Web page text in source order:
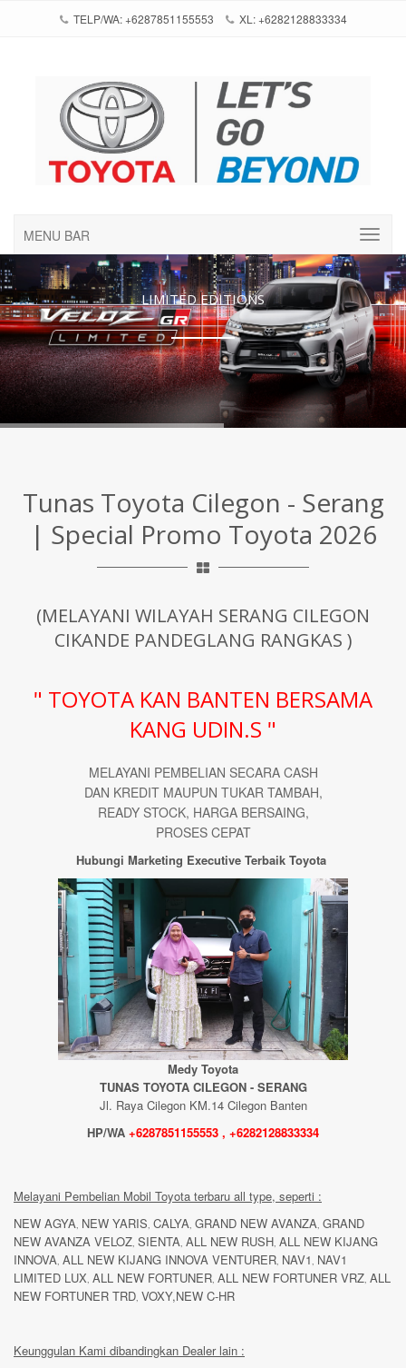
TELP/WA: +6287851155553 XL: +6282128833334
MENU BAR
LIMITED EDITIONS
Tunas Toyota Cilegon - Serang
| Special Promo Toyota 2026
(MELAYANI WILAYAH SERANG CILEGON
CIKANDE PANDEGLANG RANGKAS )
" TOYOTA KAN BANTEN BERSAMA
KANG UDIN.S "
MELAYANI PEMBELIAN SECARA CASH
DAN KREDIT MAUPUN TUKAR TAMBAH,
READY STOCK, HARGA BERSAING,
PROSES CEPAT
Hubungi Marketing Executive Terbaik Toyota
Medy Toyota
TUNAS TOYOTA CILEGON - SERANG
Jl. Raya Cilegon KM.14 Cilegon Banten
HP/WA +6287851155553 , +6282128833334
Melayani Pembelian Mobil Toyota terbaru all type, seperti :
NEW AGYA, NEW YARIS, CALYA, GRAND NEW AVANZA, GRAND
NEW AVANZA VELOZ, SIENTA, ALL NEW RUSH, ALL NEW KIJANG
INNOVA, ALL NEW KIJANG INNOVA VENTURER, NAV1, NAV1
LIMITED LUX, ALL NEW FORTUNER, ALL NEW FORTUNER VRZ, ALL
NEW FORTUNER TRD, VOXY,NEW C-HR
Keunggulan Kami dibandingkan Dealer lain :